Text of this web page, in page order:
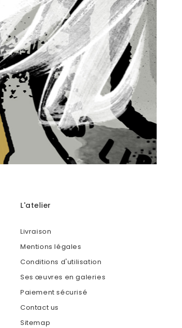
L'atelier
Livraison
Mentions légales
Conditions d'utilisation
Ses œuvres en galeries
Paiement sécurisé
Contact us
Sitemap